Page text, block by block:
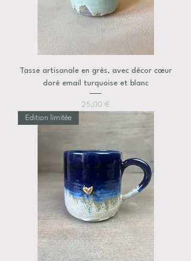
Tasse artisanale en grès, avec décor cœur
doré email turquoise et blanc
Prix
25,00 €
Edition limitée